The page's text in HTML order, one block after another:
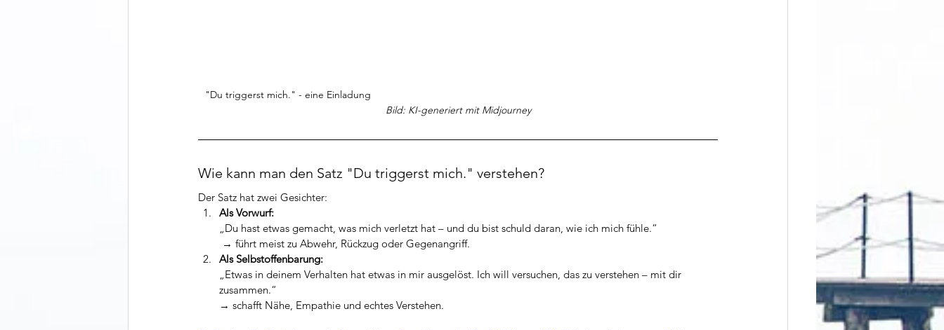
Bild: KI-generiert mit Midjourney
Wie kann man den Satz "Du triggerst mich." verstehen?
Der Satz hat zwei Gesichter:
Als Vorwurf:
„Du hast etwas gemacht, was mich verletzt hat – und du bist schuld daran, wie ich mich fühle.“
→ führt meist zu Abwehr, Rückzug oder Gegenangriff.
Als Selbstoffenbarung:
„Etwas in deinem Verhalten hat etwas in mir ausgelöst. Ich will versuchen, das zu verstehen – mit dir
zusammen.“
→ schafft Nähe, Empathie und echtes Verstehen.